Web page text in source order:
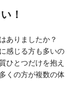
！
ありましたか？
感じる方も多いの
ひとつだけを抱え
くの方が複数の体